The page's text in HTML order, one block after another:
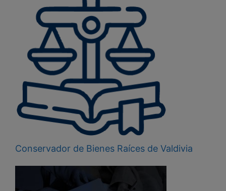
Conservador de Bienes Raíces de Valdivia